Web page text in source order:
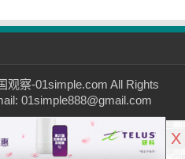
观察-01simple.com All Rights
01simple888@gmail.com
X